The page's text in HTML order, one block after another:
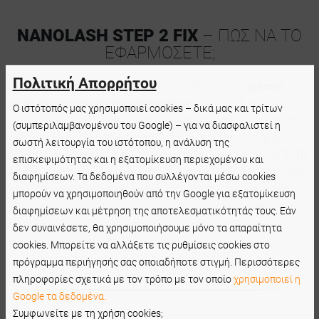
NANOLASH STEP 2 FIX – ΠΩΣ ΝΑ ΤΟ
ΕΦΑΡΜΟΣΕΤΕ;
Πάντα να εφαρμόζετε το Nanolash Step 2 Fix
μετά την αφαίρεση της φόρμουλας
Step 1 Lift από τις
βλεφαρίδες σας. Διατηρήστε μια απόσταση 1mm από την
υγρή γραμμή και μην εφαρμόζετε το προϊόν στα άκρα των
βλεφαρίδων. Αφήστε το προϊόν στις βλεφαρίδες για
λεπτά, προσέχοντας την κατάσταση των βλεφαρίδων σας.
Μετά τον καθορισμένο χρόνο, αφαιρέστε το προϊόν με
βαμβάκι ή απλικατέρ. Το πακέτο περιέχει 10 φακελάκια
Nanolash Step 2 Fix, και κάθε φακελάκι χρησιμοποιείται
για μια θεραπεία πλαστικοποίησης βλεφαρίδων.
Πολιτική Απορρήτου
Ο ιστότοπός μας χρησιμοποιεί cookies – δικά μας και τρίτων
(συμπεριλαμβανομένου του Google) – για να διασφαλιστεί η
σωστή λειτουργία του ιστότοπου, η ανάλυση της
επισκεψιμότητας και η εξατομίκευση περιεχομένου και
διαφημίσεων. Τα δεδομένα που συλλέγονται μέσω cookies
μπορούν να χρησιμοποιηθούν από την Google για εξατομίκευση
διαφημίσεων και μέτρηση της αποτελεσματικότητάς τους. Εάν
δεν συναινέσετε, θα χρησιμοποιήσουμε μόνο τα απαραίτητα
cookies. Μπορείτε να αλλάξετε τις ρυθμίσεις cookies στο
πρόγραμμα περιήγησής σας οποιαδήποτε στιγμή. Περισσότερες
πληροφορίες σχετικά με τον τρόπο με τον οποίοχρησιμοποιεί η
Google τα δεδομένα.
Συμφωνείτε με τη χρήση cookies;